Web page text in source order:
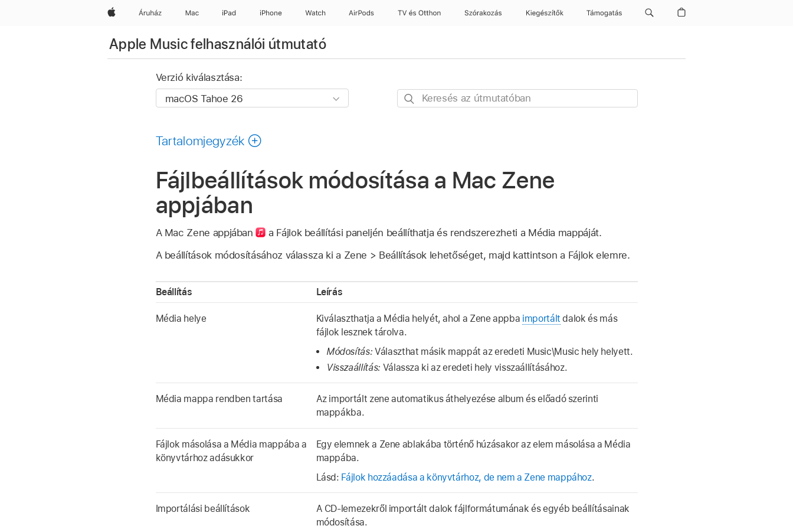
AppleÁruház Mac iPad iPhone Watch AirPods TV és Otthon Szórakozás Kiegészítők Támogatás
Apple Music felhasználói útmutató
Verzió kiválasztása:
Keresés
Tartalomjegyzék
Fájlbeállítások módosítása a Mac Zene
appjában
A Mac Zene appjában
a Fájlok beállítási paneljén beállíthatja és rendszerezheti a Média mappáját.
A beállítások módosításához válassza ki a Zene > Beállítások lehetőséget, majd kattintson a Fájlok elemre.
Beállítás Leírás
Média helye Kiválaszthatja a Média helyét, ahol a Zene appba importált dalok és más
fájlok lesznek tárolva.
Módosítás: Választhat másik mappát az eredeti Music\Music hely helyett.
Visszaállítás: Válassza ki az eredeti hely visszaállításához.
Média mappa rendben tartása
Az importált zene automatikus áthelyezése album és előadó szerinti
mappákba.
Fájlok másolása a Média mappába a
könyvtárhoz adásukkor
Egy elemnek a Zene ablakába történő húzásakor az elem másolása a Média
mappába.
Lásd: Fájlok hozzáadása a könyvtárhoz, de nem a Zene mappához.
Importálási beállítások
A CD-lemezekről importált dalok fájlformátumának és egyéb beállításainak
módosítása.